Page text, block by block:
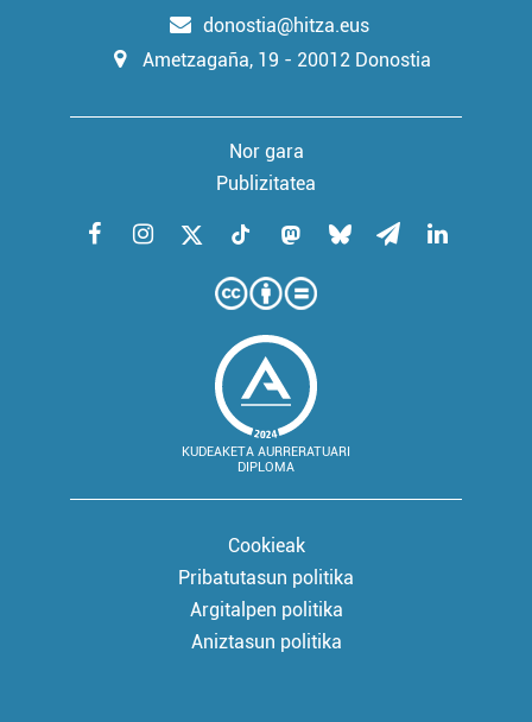
donostia@hitza.eus
Ametzagaña, 19 - 20012 Donostia
Nor gara
Publizitatea
KUDEAKETA AURRERATUARI
DIPLOMA
Cookieak
Pribatutasun politika
Argitalpen politika
Aniztasun politika